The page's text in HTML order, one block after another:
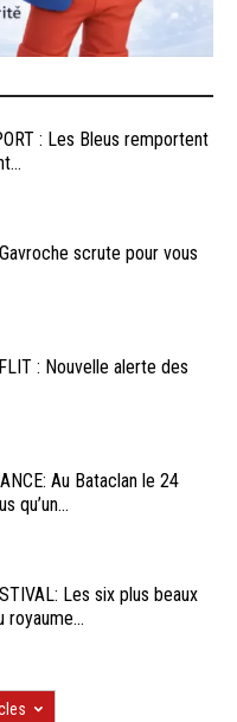
: Les Bleus remportent
scrute pour vous
: Nouvelle alerte des
Au Bataclan le 24
qu’un...
Les six plus beaux
royaume...